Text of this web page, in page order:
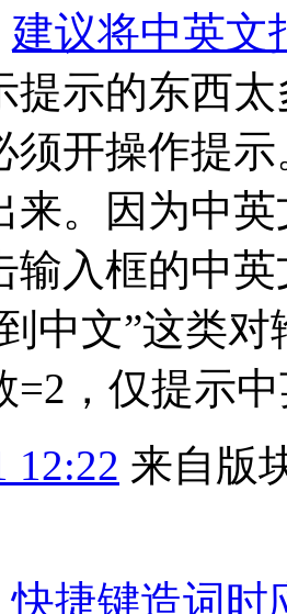
建议将中英文
提示的东西
须开操作提
来。因为中
输入框的中
中文”这类
=2，仅提示
12:22 来自版
快捷键造词时